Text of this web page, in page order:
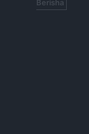
Berisha